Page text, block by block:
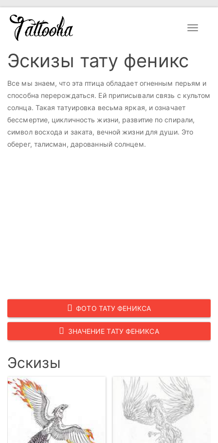
Toggle
Эскизы тату феникс
Все мы знаем, что эта птица обладает огненным перьям и
способна перерождаться. Ей приписывали связь с культом
солнца. Такая татуировка весьма яркая, и означает
бессмертие, цикличность жизни, развитие по спирали,
символ восхода и заката, вечной жизни для души. Это
оберег, талисман, дарованный солнцем.
ФОТО ТАТУ ФЕНИКСА
ЗНАЧЕНИЕ ТАТУ ФЕНИКСА
Эскизы